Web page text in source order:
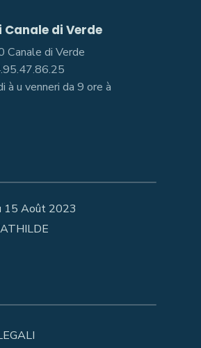
Canale di Verde
Canale di Verde
à u venneri da 9 ore à
15 Août 2023